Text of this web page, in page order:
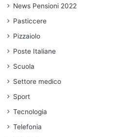
News Pensioni 2022
Pasticcere
Pizzaiolo
Poste Italiane
Scuola
Settore medico
Sport
Tecnologia
Telefonia